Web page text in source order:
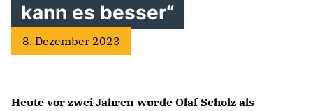
kann es besser“
8. Dezember 2023
Heute vor zwei Jahren wurde Olaf Scholz als